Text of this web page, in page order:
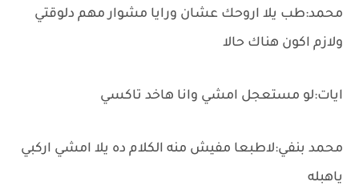
محمد:طب يلا اروحك عشان ورايا مشوار مهم دلوقتي
ولازم اكون هناك حالا
ايات:لو مستعجل امشي وانا هاخد تاكسي
محمد بنفي:لاطبعا مفيش منه الكلام ده يلا امشي اركبي
ياهبله